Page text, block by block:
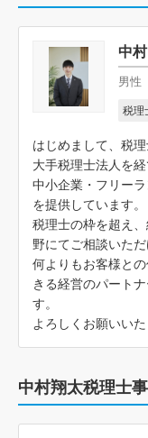
中
男性
税理
はじめまして、税理
大手税理士法人を
中小企業・フリー
を提供しています。
税理士の枠を超え
野にてご相談いただ
何よりもお客様と
きる経営のパート
す。
よろしくお願いいた
中村翔太税理士